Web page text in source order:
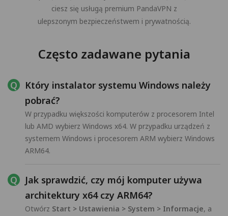
ciesz się usługą premium PandaVPN z
ulepszonym bezpieczeństwem i prywatnością.
Często zadawane pytania
Który instalator systemu Windows należy
pobrać?
W przypadku większości komputerów z procesorem Intel
lub AMD wybierz Windows x64. W przypadku urządzeń z
systemem Windows i procesorem ARM wybierz Windows
ARM64.
Jak sprawdzić, czy mój komputer używa
architektury x64 czy ARM64?
Otwórz Start > Ustawienia > System > Informacje, a